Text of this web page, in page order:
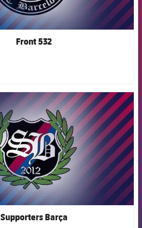
Front 532
FCB Barcelona badge
Supporters Barça